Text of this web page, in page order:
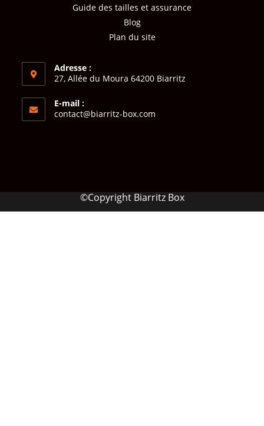
Guide des tailles et assurance
Blog
Plan du site
Adresse :
27, Allée du Moura 64200 Biarritz
E-mail :
contact@biarritz-box.com
©Copyright Biarritz Box